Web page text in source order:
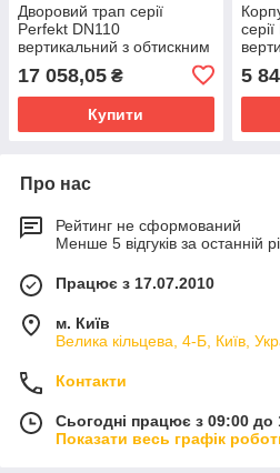
Дворовий трап серії
Perfekt DN110
вертикальний з обтискним
17 058,05 ₴
Купити
5
Про нас
Рейтинг не сформований
Менше 5 відгуків за останній
Працює з 17.07.2010
м. Київ
Велика кільцева, 4-Б, Київ,
Контакти
Сьогодні працює з 09:00 до
Показати весь графік